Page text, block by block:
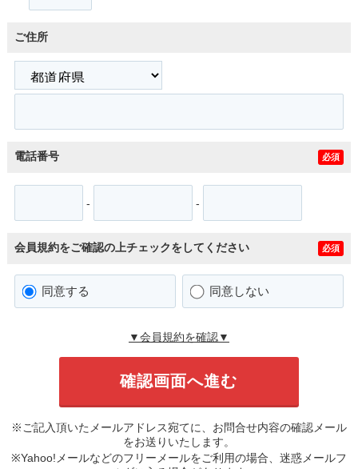
ご住所
電話番号 必須
- -
会員規約をご確認の上チェックをしてください 必須
同意する 同意しない
▼会員規約を確認▼
※ご記入頂いたメールアドレス宛てに、お問合せ内容の確認メール
をお送りいたします。
※Yahoo!メールなどのフリーメールをご利用の場合、迷惑メールフ